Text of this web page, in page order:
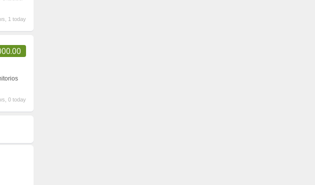
1 today
0 today